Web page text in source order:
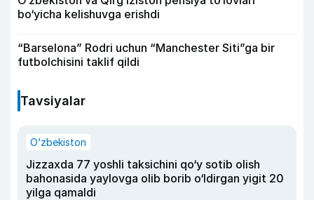
bo‘yicha kelishuvga erishdi
“Barselona” Rodri uchun “Manchester Siti”ga bir
futbolchisini taklif qildi
Tavsiyalar
O‘zbekiston
Jizzaxda 77 yoshli taksichini qo‘y sotib olish
bahonasida yaylovga olib borib o‘ldirgan yigit 20
yilga qamaldi